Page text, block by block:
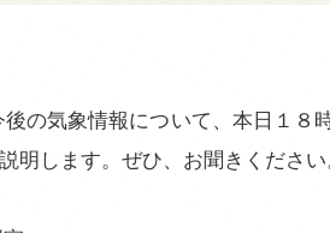
の気象情報について、本日１８
明します。ぜひ、お聞きください